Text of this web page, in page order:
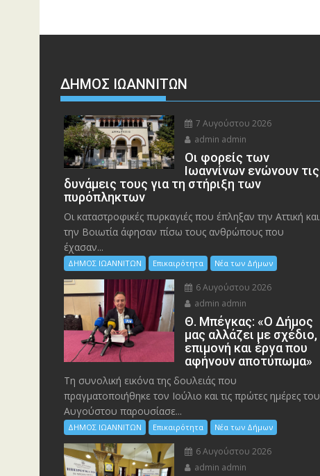
ΔΗΜΟΣ ΙΩΑΝΝΙΤΩΝ
7 Αυγούστου 2026
admin admin
Οι φορείς των
Ιωαννίνων ενώνουν τις
δυνάμεις τους για τη στήριξη των
πυρόπληκτων
Οι καταστροφικές πυρκαγιές που έπληξαν την Αττική και
την Bοιωτία άφησαν πίσω τους ανθρώπους που
έχασαν...
ΔΗΜΟΣ ΙΩΑΝΝΙΤΩΝ Επικαιρότητα Νέα των Δήμων
6 Αυγούστου 2026
admin admin
Θ. Μπέγκας: «Ο Δήμος
μας αλλάζει με σχέδιο,
επιμονή και έργα που
αφήνουν αποτύπωμα»
Τη συνολική εικόνα της δουλειάς που
πραγματοποιήθηκε τον Ιούλιο και τις πρώτες ημέρες του
Αυγούστου παρουσίασε...
ΔΗΜΟΣ ΙΩΑΝΝΙΤΩΝ Επικαιρότητα Νέα των Δήμων
6 Αυγούστου 2026
admin admin